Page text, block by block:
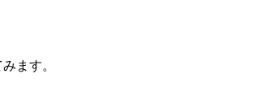
ます。